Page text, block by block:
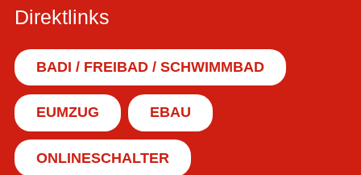
Direktlinks
BADI / FREIBAD / SCHWIMMBAD
EUMZUG EBAU
ONLINESCHALTER